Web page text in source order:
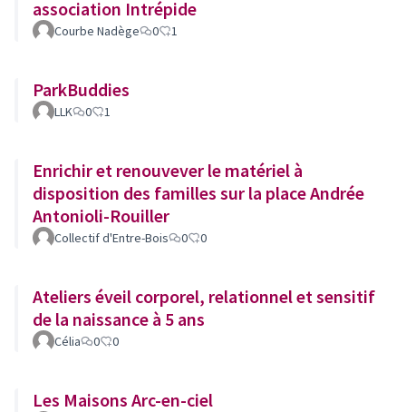
association Intrépide
Courbe Nadège 0 1
ParkBuddies
LLK 0 1
Enrichir et renouvever le matériel à
disposition des familles sur la place Andrée
Antonioli-Rouiller
Collectif d'Entre-Bois 0 0
Ateliers éveil corporel, relationnel et sensitif
de la naissance à 5 ans
Célia 0 0
Les Maisons Arc-en-ciel